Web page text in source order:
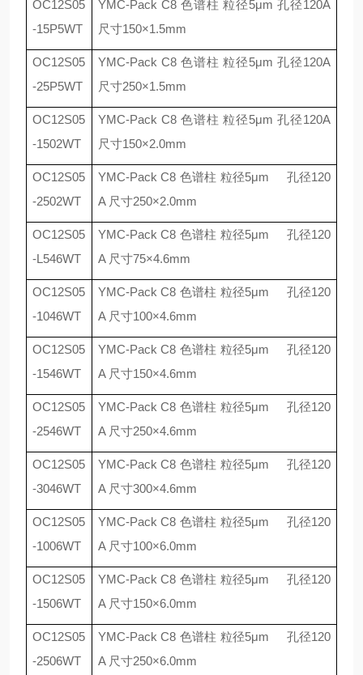
OC12S05
-15P5WT
YMC-Pack C8 色谱柱 粒径5μm孔径120A
尺寸150×1.5mm
OC12S05
-25P5WT
YMC-Pack C8 色谱柱 粒径5μm孔径120A
尺寸250×1.5mm
OC12S05
-1502WT
YMC-Pack C8 色谱柱 粒径5μm孔径120A
尺寸150×2.0mm
OC12S05
-2502WT
YMC-Pack C8 色谱柱 粒径5μm 孔径120
A 尺寸250×2.0mm
OC12S05
-L546WT
YMC-Pack C8 色谱柱 粒径5μm 孔径120
A 尺寸75×4.6mm
OC12S05
-1046WT
YMC-Pack C8 色谱柱 粒径5μm 孔径120
A 尺寸100×4.6mm
OC12S05
-1546WT
YMC-Pack C8 色谱柱 粒径5μm 孔径120
A 尺寸150×4.6mm
OC12S05
-2546WT
YMC-Pack C8 色谱柱 粒径5μm 孔径120
A 尺寸250×4.6mm
OC12S05
-3046WT
YMC-Pack C8 色谱柱 粒径5μm 孔径120
A 尺寸300×4.6mm
OC12S05
-1006WT
YMC-Pack C8 色谱柱 粒径5μm 孔径120
A 尺寸100×6.0mm
OC12S05
-1506WT
YMC-Pack C8 色谱柱 粒径5μm 孔径120
A 尺寸150×6.0mm
OC12S05
-2506WT
YMC-Pack C8 色谱柱 粒径5μm 孔径120
A 尺寸250×6.0mm